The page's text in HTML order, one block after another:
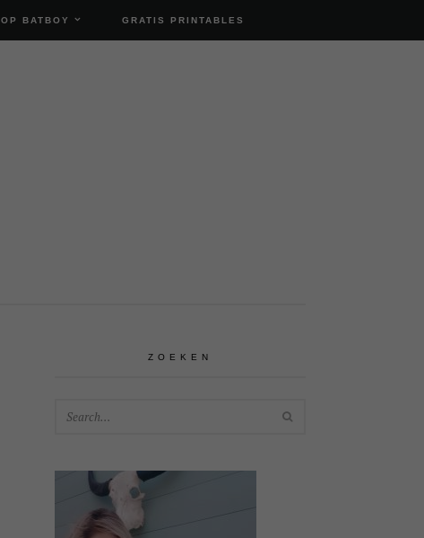
BATBOY GRATIS PRINTABLES
ZOEKEN